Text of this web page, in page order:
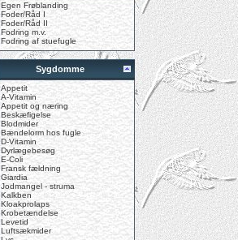
Egen Frøblanding
Foder/Råd I
Foder/Råd II
Fodring m.v.
Fodring af stuefugle
Sygdomme
Appetit
A-Vitamin
Appetit og næring
Beskæfigelse
Blodmider
Bændelorm hos fugle
D-Vitamin
Dyrlægebesøg
E-Coli
Fransk fældning
Giardia
Jodmangel - struma
Kalkben
Kloakprolaps
Krobetændelse
Levetid
Luftsækmider